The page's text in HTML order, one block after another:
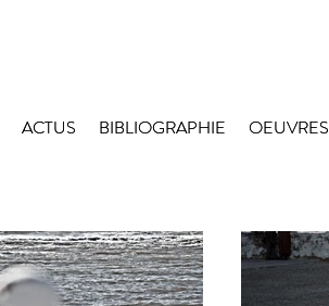
ACTUS BIBLIOGRAPHIE OEUVRES
ACTUS BIBLIOGRAPHIE OEUVRES